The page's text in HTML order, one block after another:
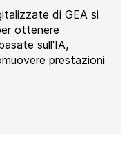
di GEA si
ottenere
sull'IA,
prestazioni